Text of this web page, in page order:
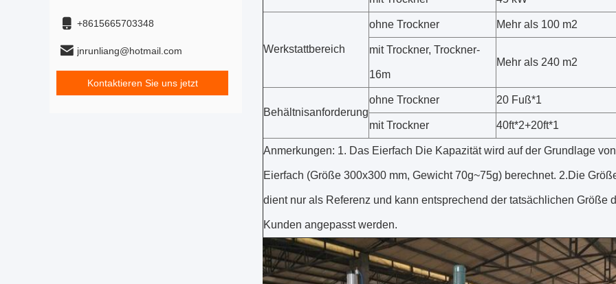
+8615665703348
jnrunliang@hotmail.com
Kontaktieren Sie uns jetzt
Werkstattbereich
ohne Trockner Mehr als 100 m2
mit Trockner, Trockner-
16m
Mehr als 240 m2
Behältnisanforderung
ohne Trockner 20 Fuß*1
mit Trockner 40ft*2+20ft*1
Anmerkungen: 1. Das Eierfach Die Kapazität wird auf der Grundlage
Eierfach (Größe 300x300 mm, Gewicht 70g~75g) berechnet. 2.Die
dient nur als Referenz und kann entsprechend der tatsächlichen Größe
Kunden angepasst werden.